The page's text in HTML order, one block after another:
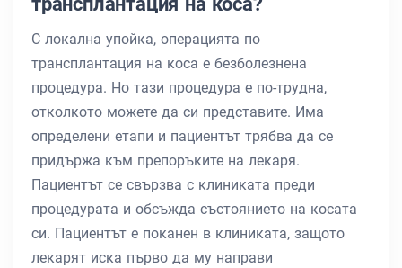
С локална упойка, операцията по
трансплантация на коса е безболезнена
процедура. Но тази процедура е по-трудна,
отколкото можете да си представите. Има
определени етапи и пациентът трябва да се
придържа към препоръките на лекаря.
Пациентът се свързва с клиниката преди
процедурата и обсъжда състоянието на косата
си. Пациентът е поканен в клиниката, защото
лекарят иска първо да му направи